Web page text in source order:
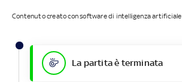
Contenuto creato con software di intelligenza artificiale
La partita è terminata